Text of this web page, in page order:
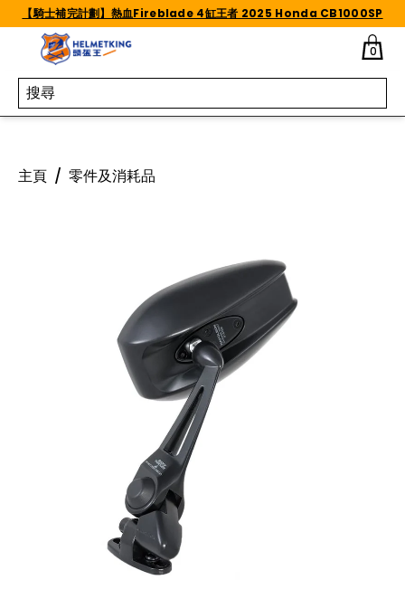
Skip to content
【騎士補完計劃】熱血Fireblade 4缸王者 2025 Honda CB1000SP
0
主頁 / 零件及消耗品